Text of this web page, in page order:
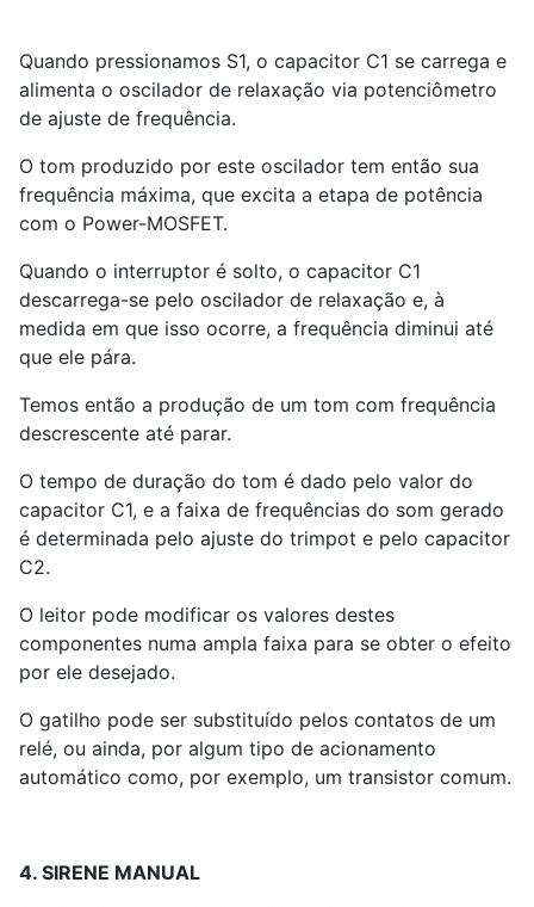
Quando pressionamos S1, o capacitor C1 se carrega e
alimenta o oscilador de relaxação via potenciômetro
de ajuste de frequência.
O tom produzido por este oscilador tem então sua
frequência máxima, que excita a etapa de potência
com o Power-MOSFET.
Quando o interruptor é solto, o capacitor C1
descarrega-se pelo oscilador de relaxação e, à
medida em que isso ocorre, a frequência diminui até
que ele pára.
Temos então a produção de um tom com frequência
descrescente até parar.
O tempo de duração do tom é dado pelo valor do
capacitor C1, e a faixa de frequências do som gerado
é determinada pelo ajuste do trimpot e pelo capacitor
C2.
O leitor pode modificar os valores destes
componentes numa ampla faixa para se obter o efeito
por ele desejado.
O gatilho pode ser substituído pelos contatos de um
relé, ou ainda, por algum tipo de acionamento
automático como, por exemplo, um transistor comum.
4. SIRENE MANUAL